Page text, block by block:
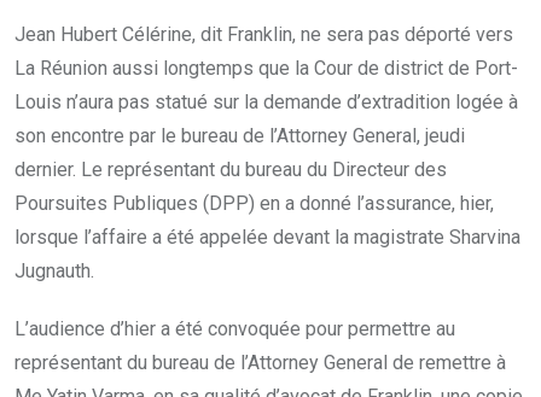
Jean Hubert Célérine, dit Franklin, ne sera pas déporté vers
La Réunion aussi longtemps que la Cour de district de Port-
Louis n’aura pas statué sur la demande d’extradition logée à
son encontre par le bureau de l’Attorney General, jeudi
dernier. Le représentant du bureau du Directeur des
Poursuites Publiques (DPP) en a donné l’assurance, hier,
lorsque l’affaire a été appelée devant la magistrate Sharvina
Jugnauth.
L’audience d’hier a été convoquée pour permettre au
représentant du bureau de l’Attorney General de remettre à